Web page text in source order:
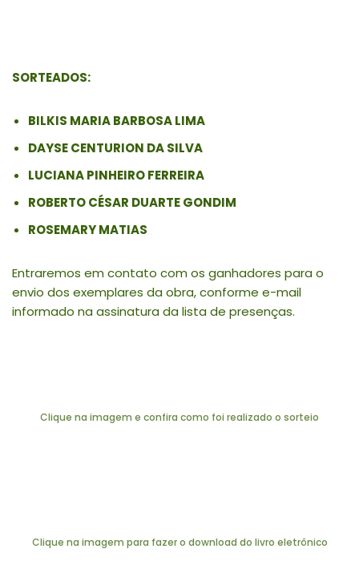
SORTEADOS:
BILKIS MARIA BARBOSA LIMA
DAYSE CENTURION DA SILVA
LUCIANA PINHEIRO FERREIRA
ROBERTO CÉSAR DUARTE GONDIM
ROSEMARY MATIAS
Entraremos em contato com os ganhadores para o
envio dos exemplares da obra, conforme e-mail
informado na assinatura da lista de presenças.
Clique na imagem e confira como foi realizado o sorteio
Clique na imagem para fazer o download do livro eletrônico